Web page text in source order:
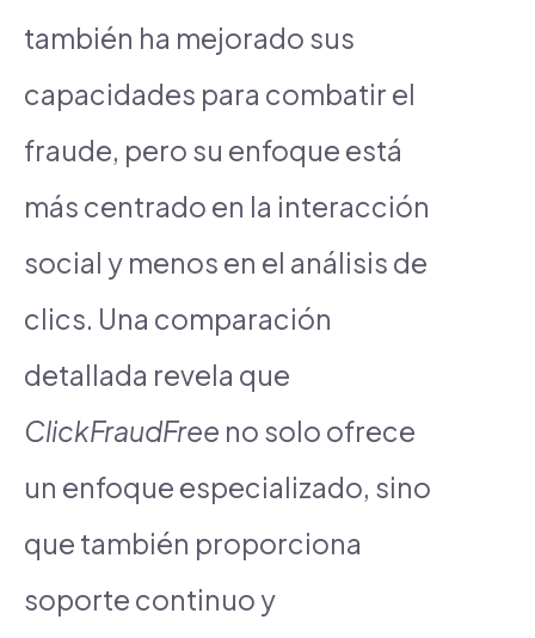
también ha mejorado sus
capacidades para combatir el
fraude, pero su enfoque está
más centrado en la interacción
social y menos en el análisis de
clics. Una comparación
detallada revela que
ClickFraudFree no solo ofrece
un enfoque especializado, sino
que también proporciona
soporte continuo y